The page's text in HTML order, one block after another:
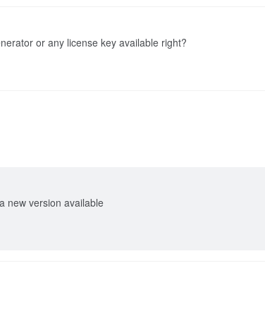
or any license key available right?
new version available